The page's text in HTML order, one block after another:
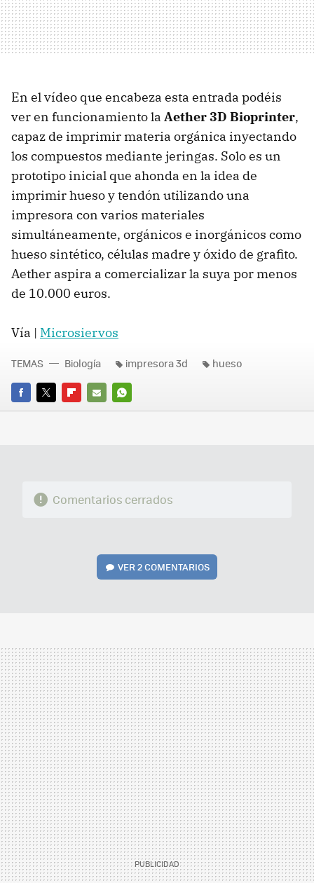
En el vídeo que encabeza esta entrada podéis
ver en funcionamiento la Aether 3D Bioprinter,
capaz de imprimir materia orgánica inyectando
los compuestos mediante jeringas. Solo es un
prototipo inicial que ahonda en la idea de
imprimir hueso y tendón utilizando una
impresora con varios materiales
simultáneamente, orgánicos e inorgánicos como
hueso sintético, células madre y óxido de grafito.
Aether aspira a comercializar la suya por menos
de 10.000 euros.
Vía | Microsiervos
FACEBOOK
TWITTERFLIPBOARD
E-
WHATSAPP
TEMAS Biología impresora 3d hueso
Comentarios cerrados
VER2 COMENTARIOS